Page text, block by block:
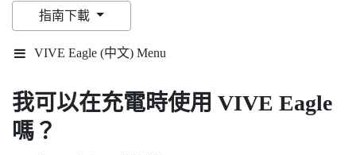
指南下載
VIVE Eagle (中文) Menu
我可以在充電時使用 VIVE Eagle
嗎？